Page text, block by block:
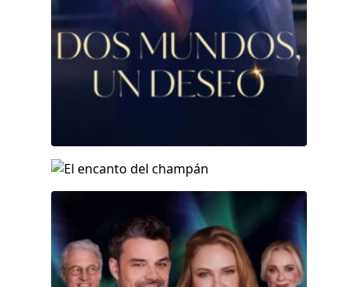
El encanto del champán
Christmas Under the Northern Lights